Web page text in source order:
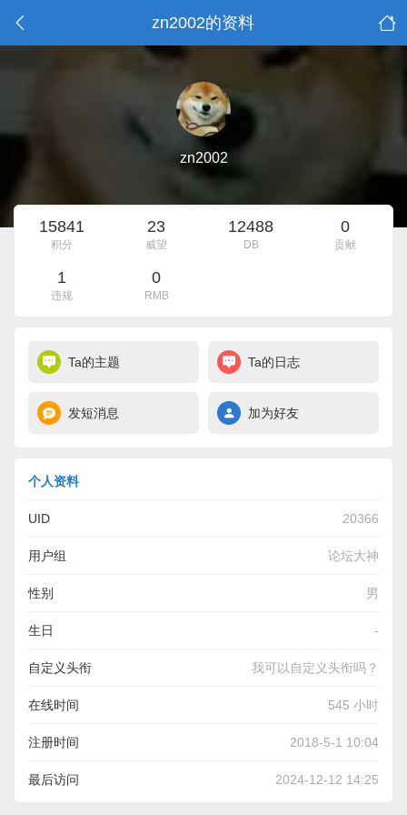
zn2002的资料
zn2002
15841
积分
23
威望
12488
DB
0
贡献
1
违规
0
RMB
Ta的主题 Ta的日志
发短消息 加为好友
个人资料
UID 20366
用户组 论坛大神
性别 男
生日 -
自定义头衔 我可以自定义头衔吗？
在线时间 545 小时
注册时间 2018-5-1 10:04
最后访问 2024-12-12 14:25